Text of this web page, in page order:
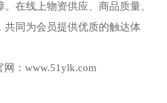
在线上物资供应、商品质量、
同为会员提供优质的触达体
网：www.51ylk.com